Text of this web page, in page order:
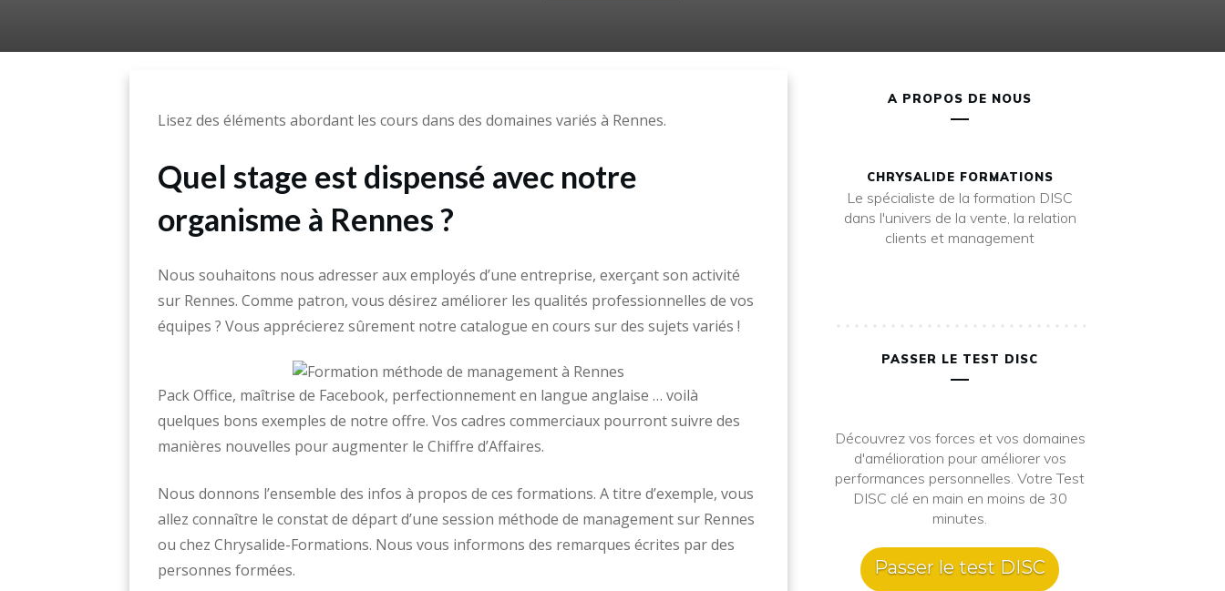
Lisez des éléments abordant les cours dans des domaines variés à Rennes.
Quel stage est dispensé avec notre
organisme à Rennes ?
Nous souhaitons nous adresser aux employés d’une entreprise, exerçant son activité
sur Rennes. Comme patron, vous désirez améliorer les qualités professionnelles de vos
équipes ? Vous apprécierez sûrement notre catalogue en cours sur des sujets variés !
Pack Office, maîtrise de Facebook, perfectionnement en langue anglaise … voilà
quelques bons exemples de notre offre. Vos cadres commerciaux pourront suivre des
manières nouvelles pour augmenter le Chiffre d’Affaires.
Nous donnons l’ensemble des infos à propos de ces formations. A titre d’exemple, vous
allez connaître le constat de départ d’une session méthode de management sur Rennes
ou chez Chrysalide-Formations. Nous vous informons des remarques écrites par des
personnes formées.
A PROPOS DE NOUS
CHRYSALIDE FORMATIONS
Le spécialiste de la formation DISC
dans l'univers de la vente, la relation
clients et management
PASSER LE TEST DISC
Découvrez vos forces et vos domaines
d'amélioration pour améliorer vos
performances personnelles. Votre Test
DISC clé en main en moins de 30
minutes.
Passer le test DISC